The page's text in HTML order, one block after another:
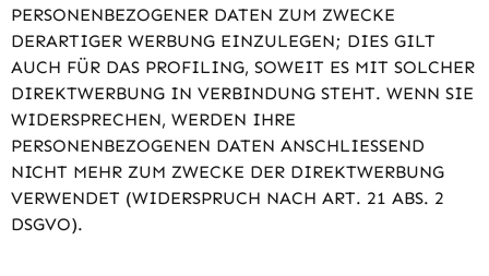
PERSONENBEZOGENER DATEN ZUM ZWECKE
DERARTIGER WERBUNG EINZULEGEN; DIES GILT
AUCH FÜR DAS PROFILING, SOWEIT ES MIT SOLCHER
DIREKTWERBUNG IN VERBINDUNG STEHT. WENN SIE
WIDERSPRECHEN, WERDEN IHRE
PERSONENBEZOGENEN DATEN ANSCHLIESSEND
NICHT MEHR ZUM ZWECKE DER DIREKTWERBUNG
VERWENDET (WIDERSPRUCH NACH ART. 21 ABS. 2
DSGVO).